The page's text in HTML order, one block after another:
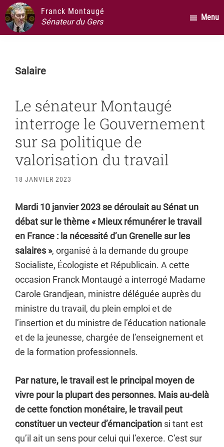
Passer
au
contenu
Passer
la
latérale
Passer
au
pied
page
Franck Montaugé
Sénateur du Gers
Menu
Salaire
Le sénateur Montaugé
interroge le Gouvernement
sur sa politique de
valorisation du travail
18 JANVIER 2023
Mardi 10 janvier 2023 se déroulait au Sénat un
débat sur le thème « Mieux rémunérer le travail
en France : la nécessité d’un Grenelle sur les
salaires », organisé à la demande du groupe
Socialiste, Écologiste et Républicain. A cette
occasion Franck Montaugé a interrogé Madame
Carole Grandjean, ministre déléguée auprès du
ministre du travail, du plein emploi et de
l’insertion et du ministre de l’éducation nationale
et de la jeunesse, chargée de l’enseignement et
de la formation professionnels.
Par nature, le travail est le principal moyen de
vivre pour la plupart des personnes. Mais au-delà
de cette fonction monétaire, le travail peut
constituer un vecteur d’émancipation si tant est
qu’il ait un sens pour celui qui l’exerce. C’est sur